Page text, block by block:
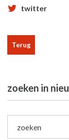
twitter
Terug
zoeken in
zoeken